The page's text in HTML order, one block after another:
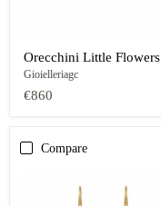
Orecchini Little Flowers
Gioielleriagc
€860
Compare